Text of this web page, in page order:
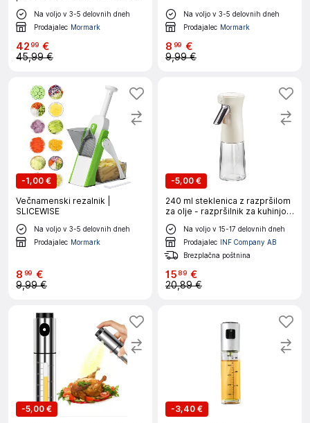
3-stopenjski organizator za
predal - kuhinjski organizator,
organizator za predal s 24 koz
Na voljo v 3-5 delovnih dneh
Prodajalec Mormark
4299 €
45,99 €
Na voljo v 3-5 delovnih dneh
Prodajalec Mormark
8 99 €
9,99 €
-1,00 €
Večnamenski rezalnik |
SLICEWISE
Na voljo v 3-5 delovnih dneh
Prodajalec Mormark
8 99 €
9,99 €
-5,00 €
240 ml steklenica z razpršilom
za olje - razpršilnik za kuhinjo
White
Na voljo v 15-17 delovnih dneh
Prodajalec INF Company AB
Brezplačna poštnina
1589 €
20,89 €
-5,00 €
-3,40 €